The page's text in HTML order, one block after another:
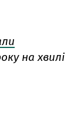
на хвилі